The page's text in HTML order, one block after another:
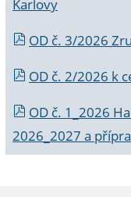
Karlovy
OD č. 3/2026
OD č. 2/2026 k
OD č. 1_2026
2026_2027 a